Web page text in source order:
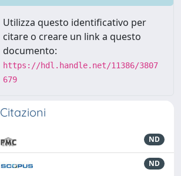
Utilizza questo identificativo per
citare o creare un link a questo
documento:
https://hdl.handle.net/11386/3807
679
Citazioni
ND
ND